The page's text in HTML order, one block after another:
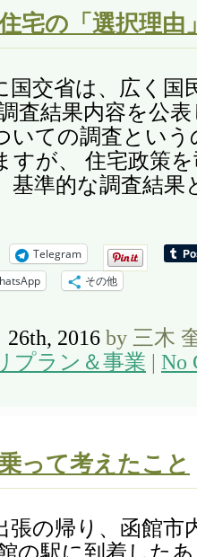
宅の「選択理由
国交省は、広く国
査結果内容を公
いての調査とい
すが、 住宅政策
基準的な調査結
Telegram
その他
26th, 2016 by 三木
プラン＆事業 No
って考えたこと
張の帰り、函館市